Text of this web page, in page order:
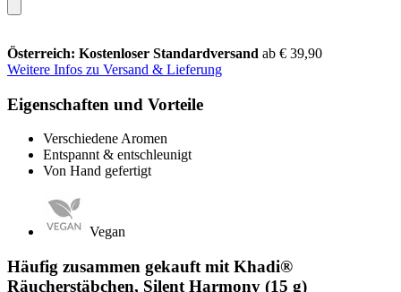
Österreich: Kostenloser Standardversand ab € 39,90
Weitere Infos zu Versand & Lieferung
Eigenschaften und Vorteile
Verschiedene Aromen
Entspannt & entschleunigt
Von Hand gefertigt
Vegan
Häufig zusammen gekauft mit Khadi®
Räucherstäbchen, Silent Harmony (15 g)